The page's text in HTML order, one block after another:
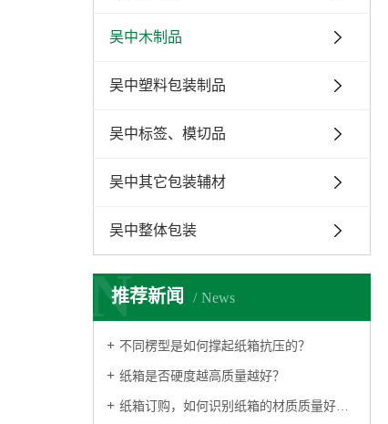
吴中木制品
吴中塑料包装制品
吴中标签、模切品
吴中其它包装辅材
吴中整体包装
推荐新闻 News
N
不同楞型是如何撑起纸箱抗压的？
纸箱是否硬度越高质量越好？
纸箱订购，如何识别纸箱的材质质量好不好？